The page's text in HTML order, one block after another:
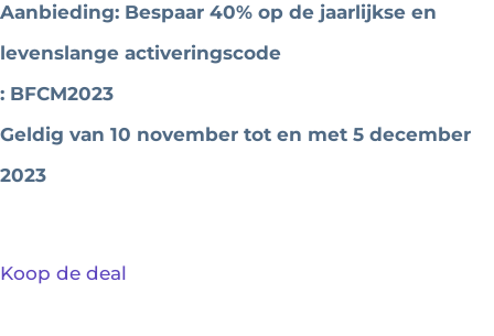
Aanbieding: Bespaar 40% op de jaarlijkse en
levenslange activeringscode
: BFCM2023
Geldig van 10 november tot en met 5 december
2023
Koop de deal